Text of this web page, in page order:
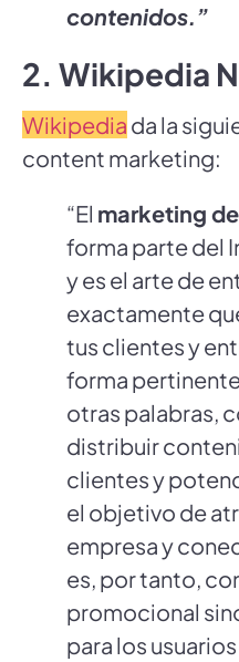
contenidos.”
2. Wikipedia
Wikipedia da la
content marketing:
“El marketing
forma parte del
y es el arte de
exactamente
tus clientes y
forma
otras palabras,
distribuir
clientes y
el objetivo de
empresa y
es, por tanto,
promocional
para los